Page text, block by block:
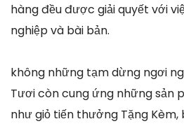
hàng đều được giải quyết với
nghiệp và bài bản.
không những tạm dừng ngơi
Tươi còn cung ứng những sản
như giỏ tiến thưởng Tặng